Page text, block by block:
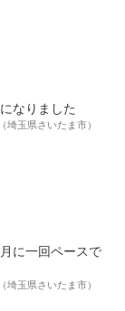
なりました
埼玉県さいたま市）
に一回ペースで
埼玉県さいたま市）